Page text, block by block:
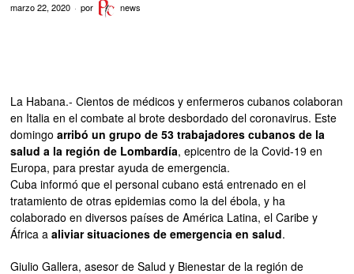
marzo 22, 2020 por news
La Habana.- Cientos de médicos y enfermeros cubanos colaboran
en Italia en el combate al brote desbordado del coronavirus. Este
domingoarribó un grupo de 53 trabajadores cubanos de la
salud a la región de Lombardía, epicentro de la Covid-19 en
Europa, para prestar ayuda de emergencia.
Cuba informó que el personal cubano está entrenado en el
tratamiento de otras epidemias como la del ébola, y ha
colaborado en diversos países de América Latina, el Caribe y
África aaliviar situaciones de emergencia en salud.
Giulio Gallera, asesor de Salud y Bienestar de la región de